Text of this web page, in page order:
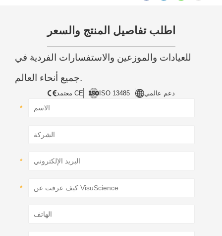
اطلب تفاصيل المنتج والسعر
للعيادات والموزعين والاستفسارات الفردية في
جميع أنحاء العالم.
معتمد CE ISO 13485 دعم عالمي